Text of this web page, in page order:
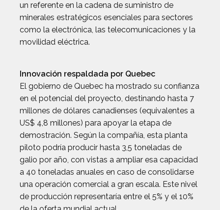
un referente en la cadena de suministro de
minerales estratégicos esenciales para sectores
como la electrónica, las telecomunicaciones y la
movilidad eléctrica.
Innovación respaldada por Quebec
El gobierno de Quebec ha mostrado su confianza
en el potencial del proyecto, destinando hasta 7
millones de dólares canadienses (equivalentes a
US$ 4,8 millones) para apoyar la etapa de
demostración. Según la compañía, esta planta
piloto podría producir hasta 3,5 toneladas de
galio por año, con vistas a ampliar esa capacidad
a 40 toneladas anuales en caso de consolidarse
una operación comercial a gran escala. Este nivel
de producción representaría entre el 5% y el 10%